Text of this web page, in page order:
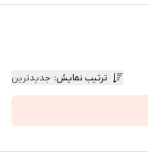
ترتیب نمایش: جدیدترین